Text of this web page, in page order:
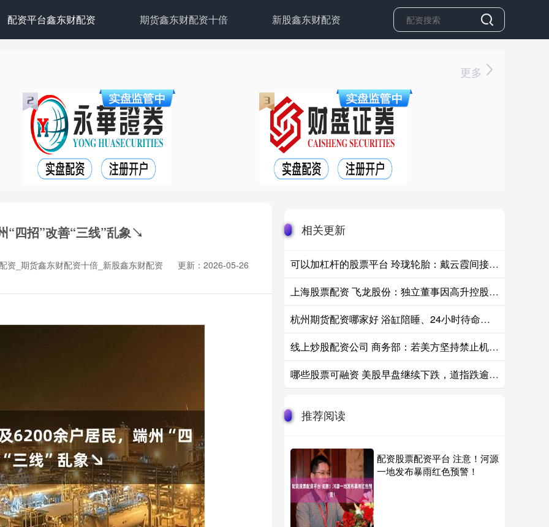
配资平台鑫东财配资 期货鑫东财配资十倍 新股鑫东财配资
更多
“四招”改善“三线”乱象↘
资_期货鑫东财配资十倍_新股鑫东财配资 更新：2026-05-26
相关更新
可以加杠杆的股票平台 玲珑轮胎：戴云霞间接持股增加约6% 控股股东未变
上海股票配资 飞龙股份：独立董事因高升控股事项拟被罚款50万元
杭州期货配资哪家好 浴缸陪睡、24小时待命、洗内裤接口水，多位助理“反水”曝特殊服务
线上炒股配资公司 商务部：若美方坚持禁止机器人和逆变器，中方将采取坚决反制措施
哪些股票可融资 美股早盘继续下跌，道指跌逾600点，市场关注联储会议与财报
推荐阅读
配资股票配资平台 注意！河源
一地发布暴雨红色预警！